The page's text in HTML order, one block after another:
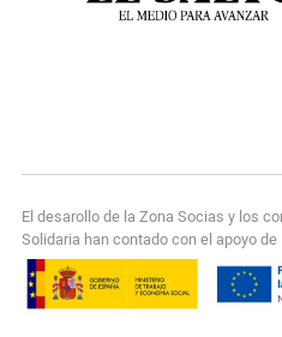
El desarollo de la Zona Socias y los
Solidaria han contado con el apoyo de